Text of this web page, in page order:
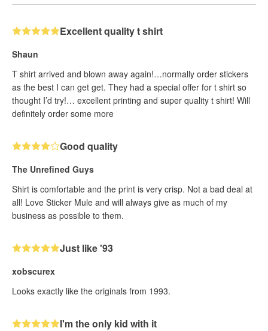
Excellent quality t shirt
Shaun
T shirt arrived and blown away again!…normally order stickers
as the best I can get get. They had a special offer for t shirt so
thought I’d try!… excellent printing and super quality t shirt! Will
definitely order some more
Good quality
The Unrefined Guys
Shirt is comfortable and the print is very crisp. Not a bad deal at
all! Love Sticker Mule and will always give as much of my
business as possible to them.
Just like '93
xobscurex
Looks exactly like the originals from 1993.
I'm the only kid with it